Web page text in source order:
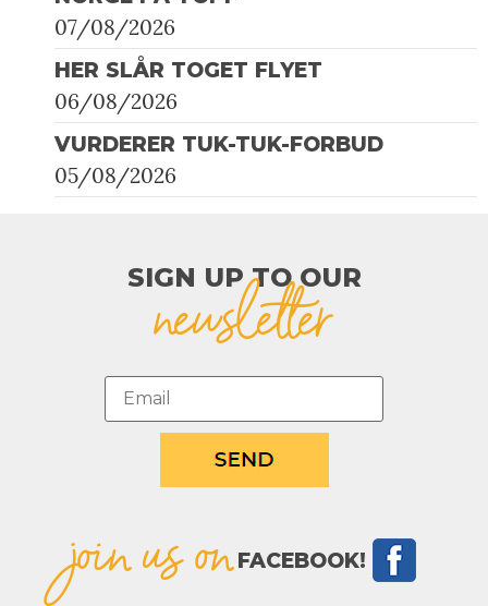
07/08/2026
HER SLÅR TOGET FLYET
06/08/2026
VURDERER TUK-TUK-FORBUD
05/08/2026
SIGN UP TO OUR​
newsletter
join us on FACEBOOK!